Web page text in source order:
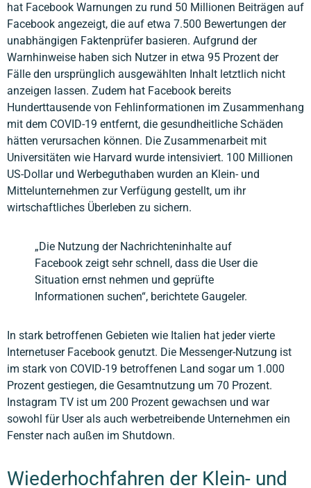
hat Facebook Warnungen zu rund 50 Millionen Beiträgen auf
Facebook angezeigt, die auf etwa 7.500 Bewertungen der
unabhängigen Faktenprüfer basieren. Aufgrund der
Warnhinweise haben sich Nutzer in etwa 95 Prozent der
Fälle den ursprünglich ausgewählten Inhalt letztlich nicht
anzeigen lassen. Zudem hat Facebook bereits
Hunderttausende von Fehlinformationen im Zusammenhang
mit dem COVID-19 entfernt, die gesundheitliche Schäden
hätten verursachen können. Die Zusammenarbeit mit
Universitäten wie Harvard wurde intensiviert. 100 Millionen
US-Dollar und Werbeguthaben wurden an Klein- und
Mittelunternehmen zur Verfügung gestellt, um ihr
wirtschaftliches Überleben zu sichern.
„Die Nutzung der Nachrichteninhalte auf
Facebook zeigt sehr schnell, dass die User die
Situation ernst nehmen und geprüfte
Informationen suchen“, berichtete Gaugeler.
In stark betroffenen Gebieten wie Italien hat jeder vierte
Internetuser Facebook genutzt. Die Messenger-Nutzung ist
im stark von COVID-19 betroffenen Land sogar um 1.000
Prozent gestiegen, die Gesamtnutzung um 70 Prozent.
Instagram TV ist um 200 Prozent gewachsen und war
sowohl für User als auch werbetreibende Unternehmen ein
Fenster nach außen im Shutdown.
Wiederhochfahren der Klein- und